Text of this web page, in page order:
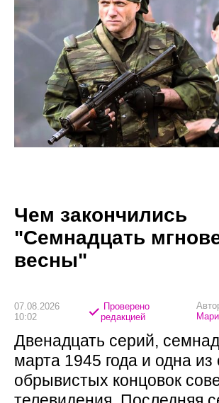
Чем закончились
"Семнадцать
весны"
07.08.2026
10:02
Проверено
редакцией
Двенадцать серий,
марта 1945 года и одна
обрывистых концовок